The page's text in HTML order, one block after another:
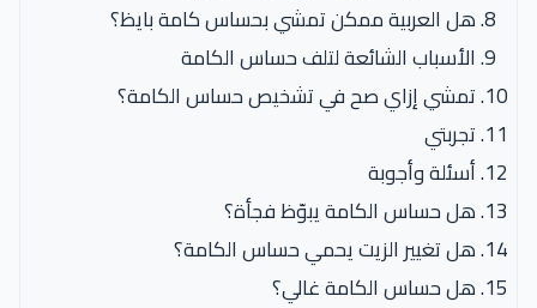
هل العربية ممكن تمشي بحساس كامة بايظ؟
الأسباب الشائعة لتلف حساس الكامة
تمشي إزاي صح في تشخيص حساس الكامة؟
تجربتي
أسئلة وأجوبة
هل حساس الكامة يبوّظ فجأة؟
هل تغيير الزيت يحمي حساس الكامة؟
هل حساس الكامة غالي؟